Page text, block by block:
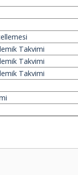
Takvimi
Takvimi
Takvimi